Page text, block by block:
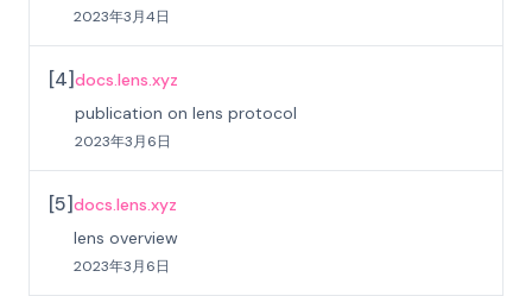
2023年3月4日
[4]docs.lens.xyz
publication on lens protocol
2023年3月6日
[5]docs.lens.xyz
lens overview
2023年3月6日